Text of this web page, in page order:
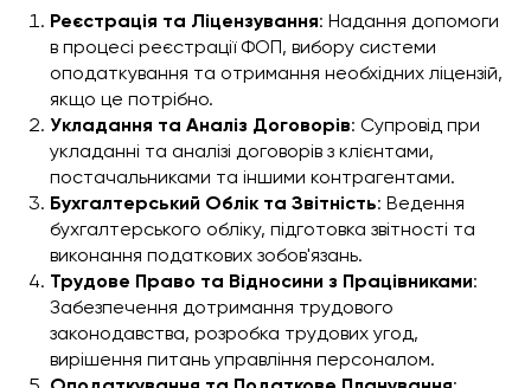
Реєстрація та Ліцензування: Надання допомоги
в процесі реєстрації ФОП, вибору системи
оподаткування та отримання необхідних ліцензій,
якщо це потрібно.
Укладання та Аналіз Договорів: Супровід при
укладанні та аналізі договорів з клієнтами,
постачальниками та іншими контрагентами.
Бухгалтерський Облік та Звітність: Ведення
бухгалтерського обліку, підготовка звітності та
виконання податкових зобов'язань.
Трудове Право та Відносини з Працівниками:
Забезпечення дотримання трудового
законодавства, розробка трудових угод,
вирішення питань управління персоналом.